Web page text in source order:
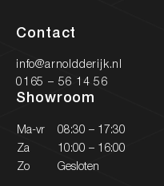
Contact
info@arnoldderijk.nl
0165 – 56 14 56
Showroom
Ma-vr
08:30 – 17:30
Za
10:00 – 16:00
Zo
Gesloten